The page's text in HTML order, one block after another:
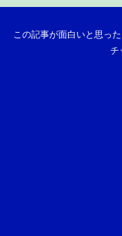
この記事が面白いと思っ
チ